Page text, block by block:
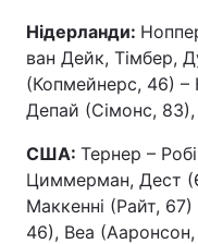
Нідерланди:
ван Дейк, Тімбер,
(Копмейнерс, 46) –
Депай (Сімонс,
США: Тернер –
Циммерман, Дест
Маккенні (Райт,
46), Веа (Ааронсон,